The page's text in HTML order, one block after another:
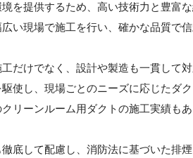
を提供するため、高い技術力と豊富
い現場で施工を行い、確かな品質で信
だけでなく、設計や製造も一貫して
使し、現場ごとのニーズに応じたダ
リーンルーム用ダクトの施工実績も
底して配慮し、消防法に基づいた排